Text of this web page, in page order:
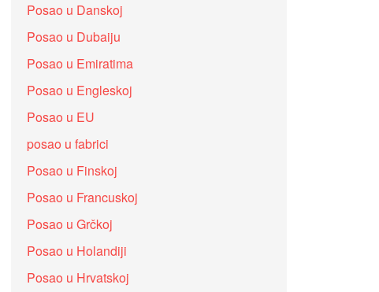
Posao u Danskoj
Posao u Dubaiju
Posao u Emiratima
Posao u Engleskoj
Posao u EU
posao u fabrici
Posao u Finskoj
Posao u Francuskoj
Posao u Grčkoj
Posao u Holandiji
Posao u Hrvatskoj